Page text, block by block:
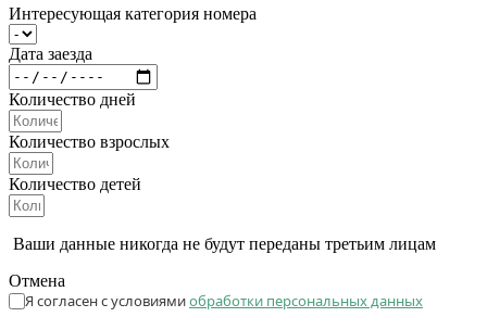
Интересующая категория номера
Дата заезда
Количество дней
Количество взрослых
Количество детей
Ваши данные никогда не будут переданы третьим лицам
Отмена
Я согласен с условиямиобработки персональных данных